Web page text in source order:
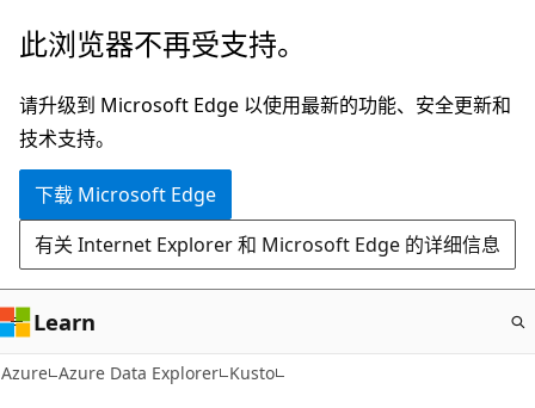
跳
主
要
内
此浏览器不再受支持。
请升级到 Microsoft Edge 以使用最新的功能、安全更新和
技术支持。
下载 Microsoft Edge
有关 Internet Explorer 和 Microsoft Edge 的详细信息
Learn
Azure Azure Data Explorer Kusto